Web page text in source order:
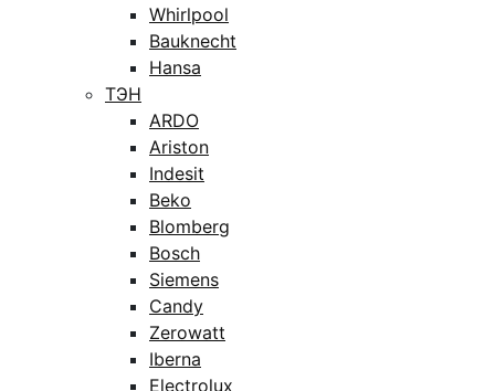
Whirlpool
Bauknecht
Hansa
ТЭН
ARDO
Ariston
Indesit
Beko
Blomberg
Bosch
Siemens
Candy
Zerowatt
Iberna
Electrolux